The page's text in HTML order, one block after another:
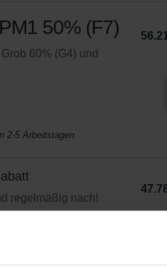
50% (F7)
60% (G4) und
2-5 Arbeitstagen
regelmäßig nach!